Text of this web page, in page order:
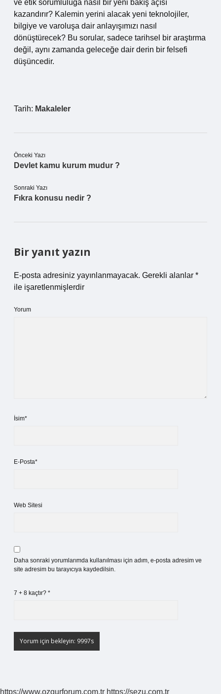
ve etik sorumluluğa nasıl bir yeni bakış açısı
kazandırır? Kalemin yerini alacak yeni teknolojiler,
bilgiye ve varoluşa dair anlayışımızı nasıl
dönüştürecek? Bu sorular, sadece tarihsel bir araştırma
değil, aynı zamanda geleceğe dair derin bir felsefi
düşüncedir.
Tarih: Makaleler
Önceki Yazı
Devlet kamu kurum mudur ?
Sonraki Yazı
Fıkra konusu nedir ?
Bir yanıt yazın
E-posta adresiniz yayınlanmayacak. Gerekli alanlar *
ile işaretlenmişlerdir
Yorum
İsim*
E-Posta*
Web Sitesi
Daha sonraki yorumlarımda kullanılması için adım, e-posta adresim ve
site adresim bu tarayıcıya kaydedilsin.
7 + 8 kaçtır? *
https://www.ozgurforum.com.tr https://sezu.com.tr